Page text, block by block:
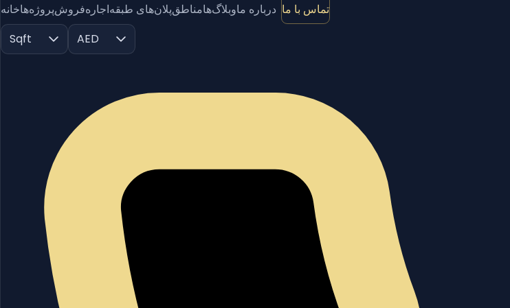
خانهپروژه‌هافروشاجارهپلان‌های طبقهمناطقوبلاگ‌هادرباره ما تماس با ما
Sqft
AED